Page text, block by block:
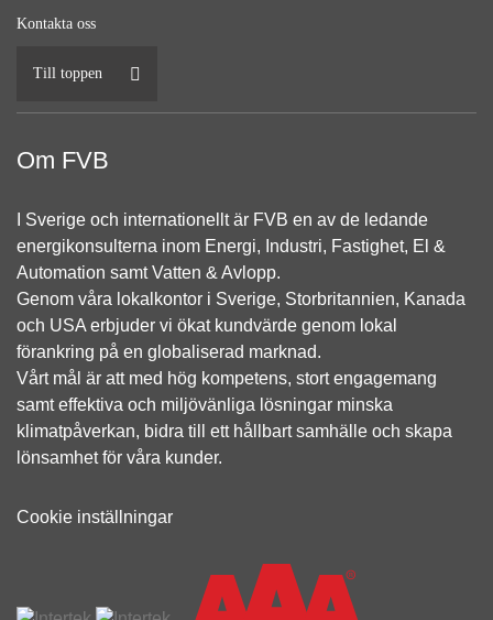
Kontakta oss
Till toppen
Om FVB
I Sverige och internationellt är FVB en av de ledande
energikonsulterna inom Energi, Industri, Fastighet, El &
Automation samt Vatten & Avlopp.
Genom våra lokalkontor i Sverige, Storbritannien, Kanada
och USA erbjuder vi ökat kundvärde genom lokal
förankring på en globaliserad marknad.
Vårt mål är att med hög kompetens, stort engagemang
samt effektiva och miljövänliga lösningar minska
klimatpåverkan, bidra till ett hållbart samhälle och skapa
lönsamhet för våra kunder.
Cookie inställningar